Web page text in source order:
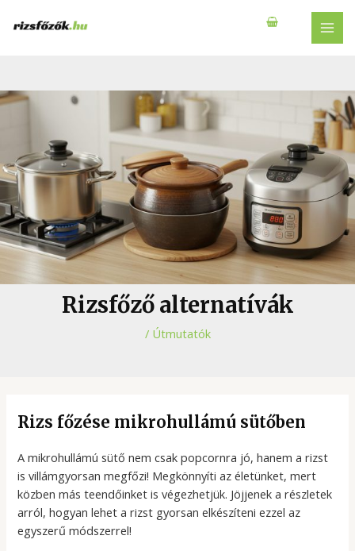
Rizsfőző alternatívák
/ Útmutatók
Rizs főzése mikrohullámú sütőben
A mikrohullámú sütő nem csak popcornra jó, hanem a rizst
is villámgyorsan megfőzi! Megkönnyíti az életünket, mert
közben más teendőinket is végezhetjük. Jöjjenek a részletek
arról, hogyan lehet a rizst gyorsan elkészíteni ezzel az
egyszerű módszerrel!